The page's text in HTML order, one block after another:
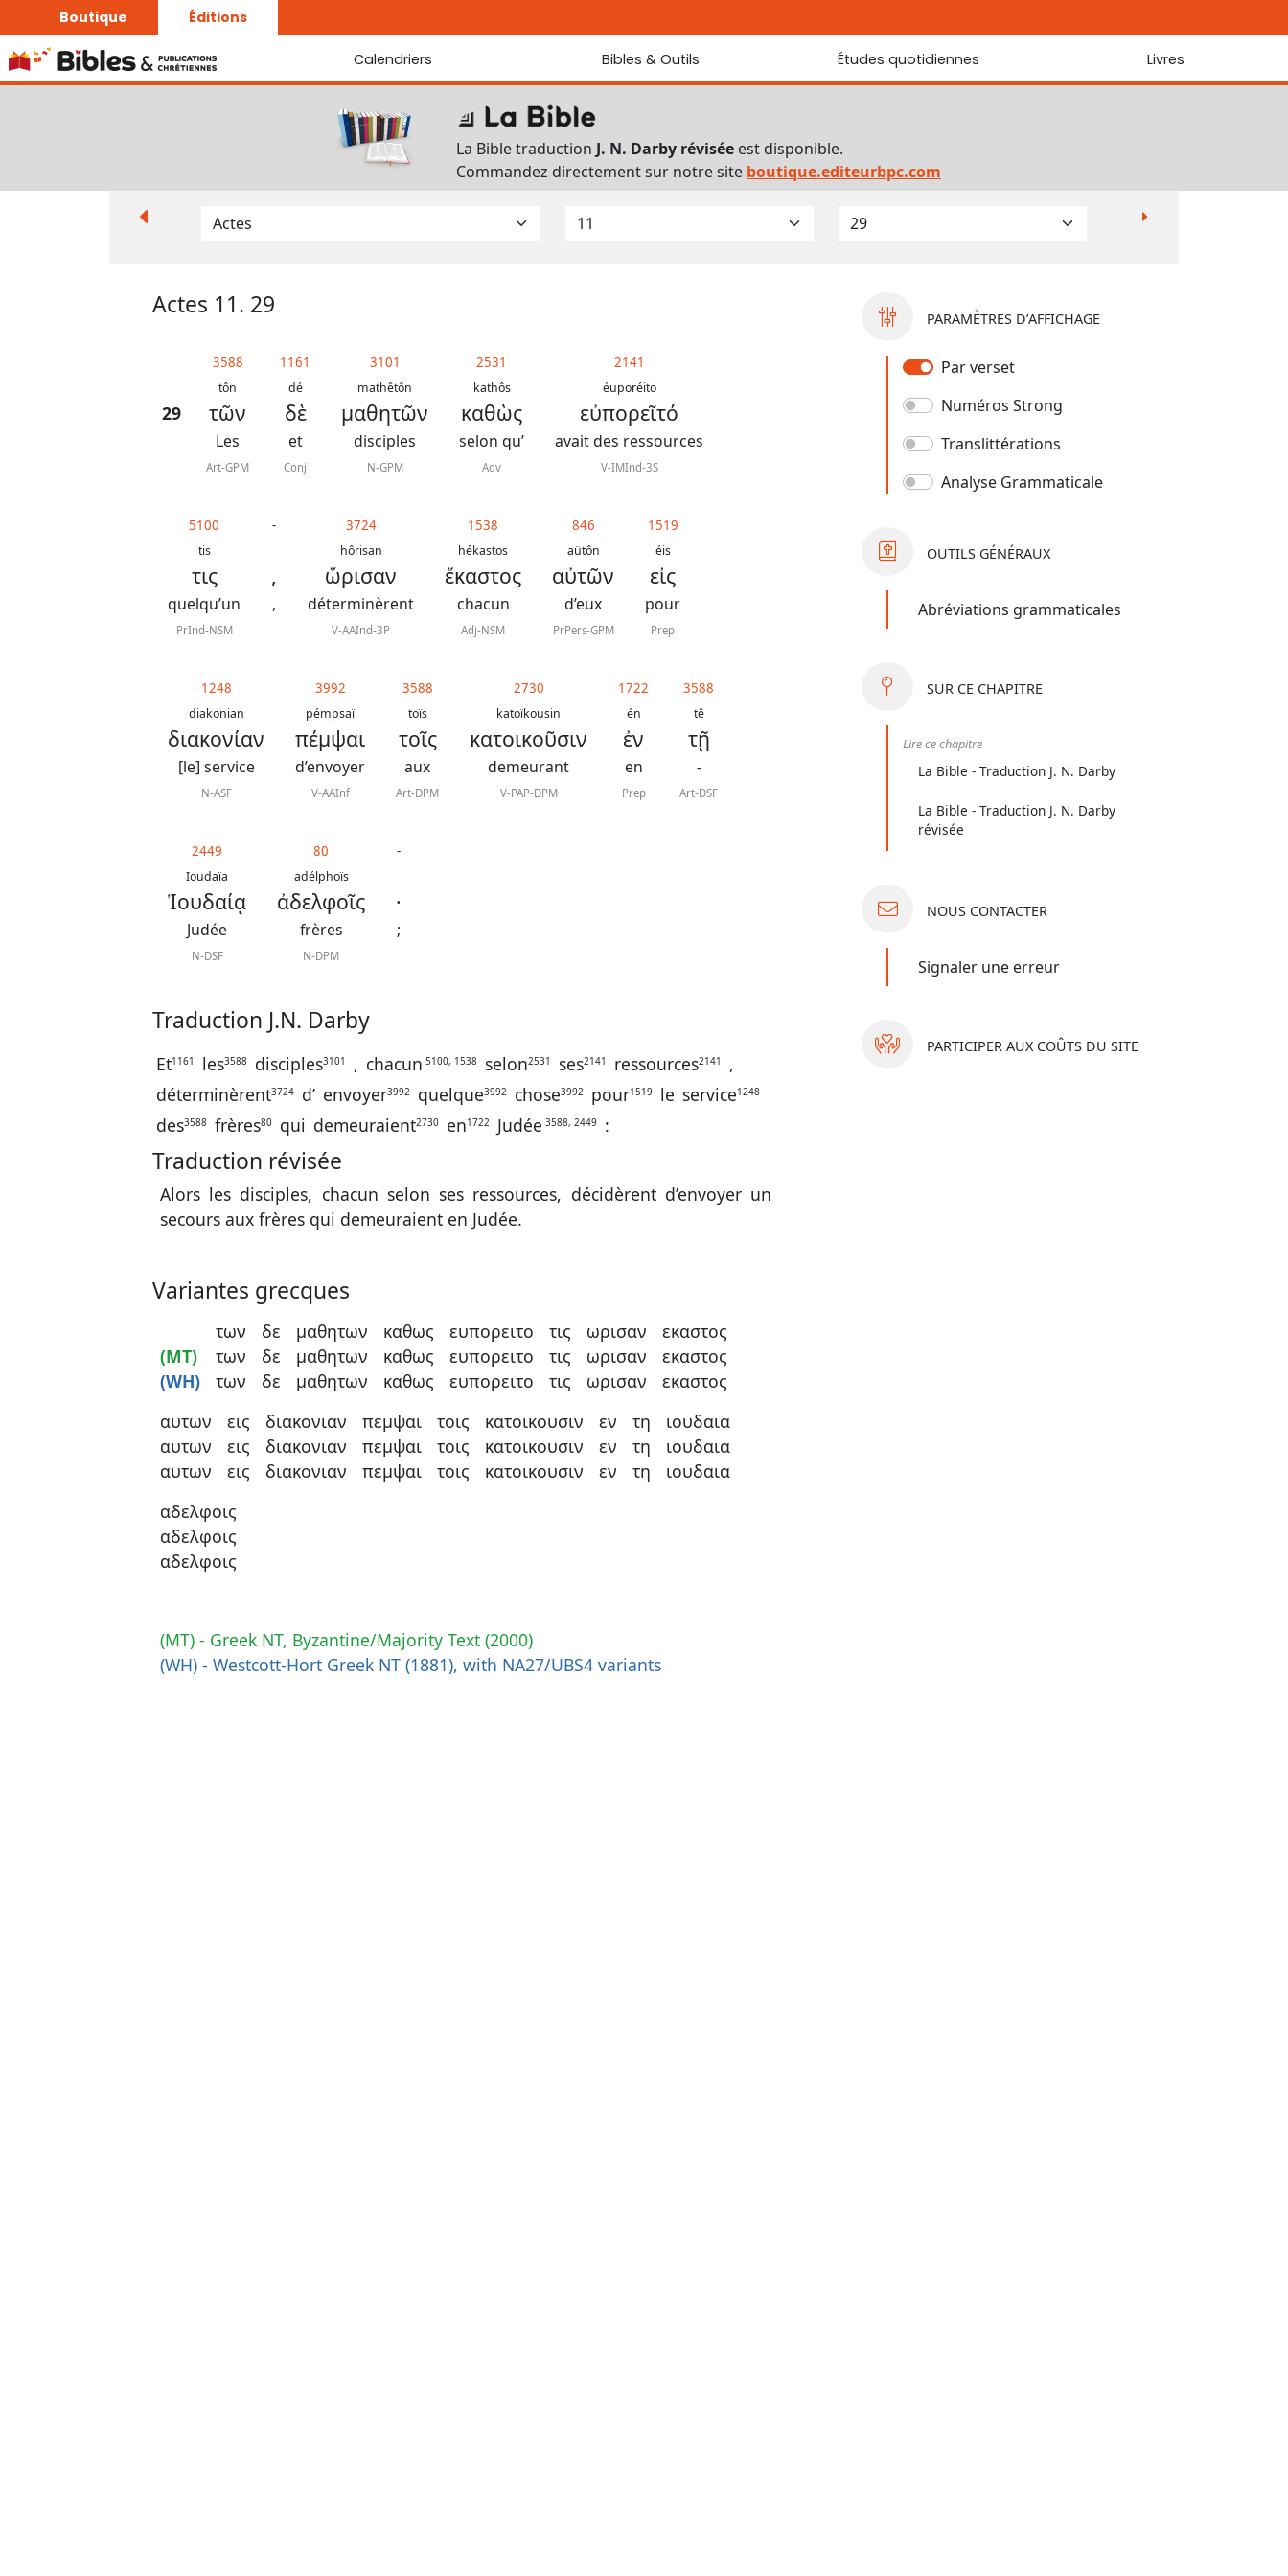
Boutique Éditions
Calendriers
La Bonne Semence
Le Seigneur est proche
Bibles & Outils
Bibles
Traduction J. N. Darby révisée
Traduction J. N. Darby
Ancien Testament interlinéaire
Études quotidiennes Livres
Bibliothèque
La Bible traduction J. N. Darby révisée est disponible.
Commandez directement sur notre site boutique.editeurbpc.com
Actes 11. 29
29
3588
tôn
τῶν
Les
Art-GPM
1161
dé
δὲ
et
Conj
3101
mathêtôn
μαθητῶν
disciples
N-GPM
2531
kathôs
καθὼς
selon qu’
Adv
2141
éuporéito
εὐπορεῖτό
avait des ressources
V-IMInd-3S
5100
tis
τις
quelqu’un
PrInd-NSM
-
,
,
3724
hôrisan
ὥρισαν
déterminèrent
V-AAInd-3P
1538
hékastos
ἕκαστος
chacun
Adj-NSM
846
aütôn
αὐτῶν
d’eux
PrPers-GPM
1519
éis
εἰς
pour
Prep
1248
diakonian
διακονίαν
[le] service
N-ASF
3992
pémpsaï
πέμψαι
d’envoyer
V-AAInf
3588
toïs
τοῖς
aux
Art-DPM
2730
katoïkousin
κατοικοῦσιν
demeurant
V-PAP-DPM
1722
én
ἐν
en
Prep
3588
tê
τῇ
-
Art-DSF
2449
Ioudaïa
Ἰουδαίᾳ
Judée
N-DSF
80
adélphoïs
ἀδελφοῖς
frères
N-DPM
-
·
;
Traduction J.N. Darby
Et1161 les3588 disciples3101 , chacun 5100, 1538 selon2531 ses2141 ressources2141
,
déterminèrent3724 d’ envoyer3992 quelque3992 chose3992 pour1519 le service1248
des3588 frères80 qui demeuraient2730 en1722 Judée 3588, 2449 :
Traduction révisée
Alors les disciples, chacun selon ses ressources, décidèrent d’envoyer un
secours aux frères qui demeuraient en Judée.
Variantes grecques
(MT)
(WH)
των
των
των
δε
δε
δε
μαθητων
μαθητων
μαθητων
καθως
καθως
καθως
ευπορειτο
ευπορειτο
ευπορειτο
τις
τις
τις
ωρισαν
ωρισαν
ωρισαν
εκαστος
εκαστος
εκαστος
αυτων
αυτων
αυτων
εις
εις
εις
διακονιαν
διακονιαν
διακονιαν
πεμψαι
πεμψαι
πεμψαι
τοις
τοις
τοις
κατοικουσιν
κατοικουσιν
κατοικουσιν
εν
εν
εν
τη
τη
τη
ιουδαια
ιουδαια
ιουδαια
αδελφοις
αδελφοις
αδελφοις
(MT) - Greek NT, Byzantine/Majority Text (2000)
(WH) - Westcott-Hort Greek NT (1881), with NA27/UBS4 variants
PARAMÈTRES D’AFFICHAGE
Par verset
Numéros Strong
Translittérations
Analyse Grammaticale
OUTILS GÉNÉRAUX
Abréviations grammaticales
SUR CE CHAPITRE
Lire ce chapitre
La Bible - Traduction J. N. Darby
La Bible - Traduction J. N. Darby
révisée
NOUS CONTACTER
Signaler une erreur
PARTICIPER AUX COÛTS DU SITE